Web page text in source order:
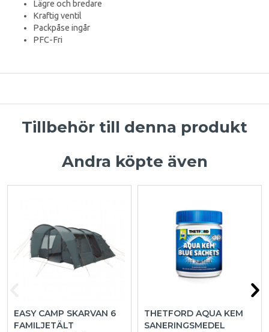
Lägre och bredare
Kraftig ventil
Packpåse ingår
PFC-Fri
Tillbehör till denna produkt
Andra köpte även
EASY CAMP SKARVAN 6
FAMILJETÄLT
THETFORD AQUA KEM
SANERINGSMEDEL